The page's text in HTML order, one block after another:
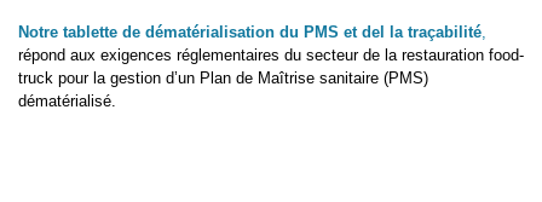
Notre tablette de dématérialisation du PMS et del la traçabilité
répond aux exigences réglementaires du secteur de la restauration food-
truck pour la gestion d’un Plan de Maîtrise sanitaire (PMS)
dématérialisé.